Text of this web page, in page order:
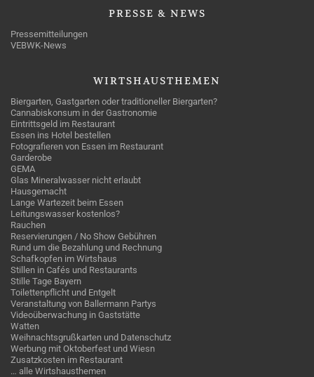
PRESSE & NEWS
Pressemitteilungen
VEBWK-News
WIRTSHAUSTHEMEN
Biergarten, Gastgarten oder traditioneller Biergarten?
Cannabiskonsum in der Gastronomie
Eintrittsgeld im Restaurant
Essen ins Hotel bestellen
Fotografieren von Essen im Restaurant
Garderobe
GEMA
Glas Mineralwasser nicht erlaubt
Hausgemacht
Lange Wartezeit beim Essen
Leitungswasser kostenlos?
Rauchen
Reservierungen / No Show Gebühren
Rund um die Bezahlung und Rechnung
Schafkopfen im Wirtshaus
Stillen in Cafés und Restaurants
Stille Tage Bayern
Toilettenpflicht und Entgelt
Veranstaltung von Ballermann Partys
Videoüberwachung in Gaststätte
Watten
Weihnachtsgrußkarten und Datenschutz
Werbung mit Oktoberfest und Wiesn
Zusatzkosten im Restaurant
… alle Wirtshausthemen